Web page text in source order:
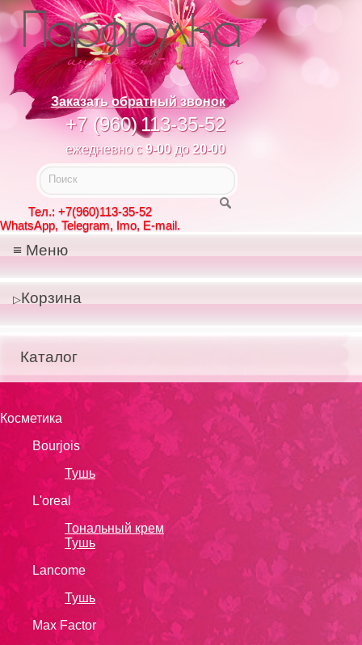
Заказать обратный звонок
+7 (960)113-35-52
ежедневно с 9-00до 20-00
Тел.: +7(960)113-35-52
WhatsApp, Telegram, Imo, E-mail.
Меню
Корзина
Каталог
Косметика
Bourjois
Тушь
L'oreal
Тональный крем
Тушь
Lanсоmе
Тушь
Max Factor